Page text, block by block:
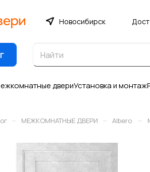
Новосибирск
двериУстановка и монтаж
– МЕЖКОМНАТНЫЕ ДВЕРИ – Albero –